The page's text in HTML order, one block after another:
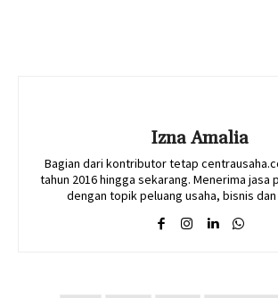
Izna Amalia
Bagian dari kontributor tetap
tahun 2016 hingga sekarang. Menerima jasa
dengan topik peluang usaha, bisnis dan